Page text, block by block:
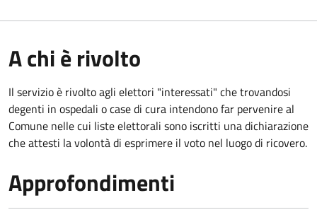
A chi è rivolto
Il servizio è rivolto agli elettori "interessati" che trovandosi
degenti in ospedali o case di cura intendono far pervenire al
Comune nelle cui liste elettorali sono iscritti una dichiarazione
che attesti la volontà di esprimere il voto nel luogo di ricovero.
Approfondimenti